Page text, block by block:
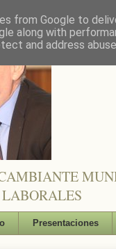
Presentaciones
from Google to
along with
and address